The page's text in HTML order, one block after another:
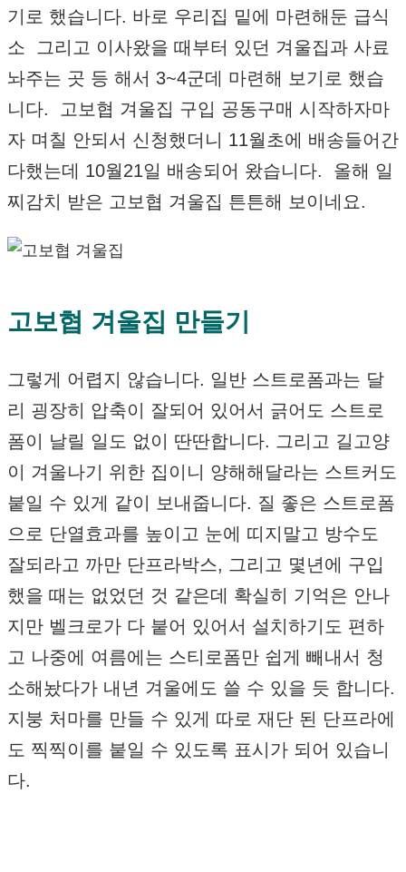
기로 했습니다. 바로 우리집 밑에 마련해둔 급식
소 그리고 이사왔을 때부터 있던 겨울집과 사료
놔주는 곳 등 해서 3~4군데 마련해 보기로 했습
니다. 고보협 겨울집 구입 공동구매 시작하자마
자 며칠 안되서 신청했더니 11월초에 배송들어간
다했는데 10월21일 배송되어 왔습니다. 올해 일
찌감치 받은 고보협 겨울집 튼튼해 보이네요.
고보협 겨울집 만들기
그렇게 어렵지 않습니다. 일반 스트로폼과는 달
리 굉장히 압축이 잘되어 있어서 긁어도 스트로
폼이 날릴 일도 없이 딴딴합니다. 그리고 길고양
이 겨울나기 위한 집이니 양해해달라는 스트커도
붙일 수 있게 같이 보내줍니다. 질 좋은 스트로폼
으로 단열효과를 높이고 눈에 띠지말고 방수도
잘되라고 까만 단프라박스, 그리고 몇년에 구입
했을 때는 없었던 것 같은데 확실히 기억은 안나
지만 벨크로가 다 붙어 있어서 설치하기도 편하
고 나중에 여름에는 스티로폼만 쉽게 빼내서 청
소해놨다가 내년 겨울에도 쓸 수 있을 듯 합니다.
지붕 처마를 만들 수 있게 따로 재단 된 단프라에
도 찍찍이를 붙일 수 있도록 표시가 되어 있습니
다.